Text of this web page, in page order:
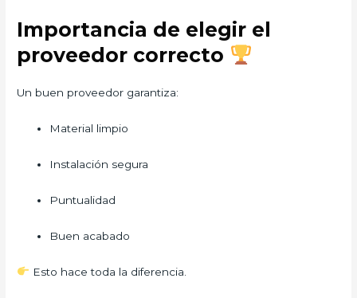
Importancia de elegir el
proveedor correcto
Un buen proveedor garantiza:
Material limpio
Instalación segura
Puntualidad
Buen acabado
Esto hace toda la diferencia.